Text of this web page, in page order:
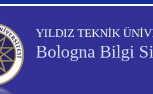
YILDIZ TEKNİK
Bologna Bilgi